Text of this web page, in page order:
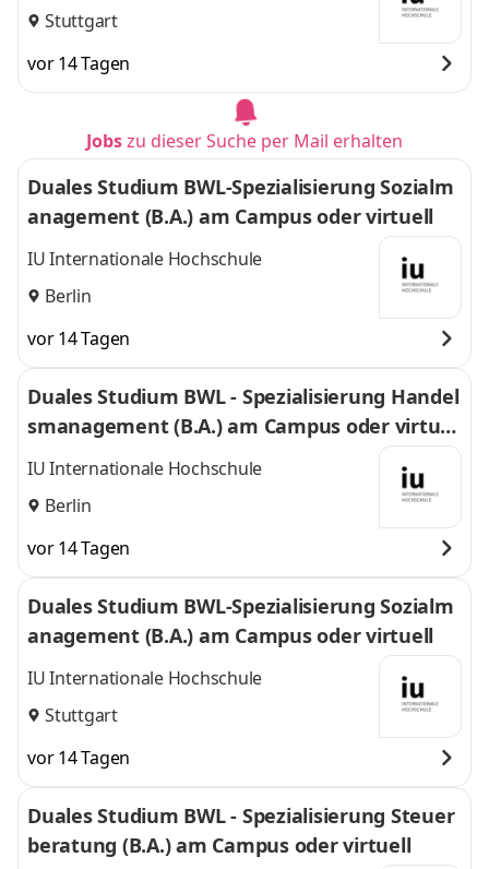
Stuttgart
vor 14 Tagen
Jobszu dieser Suche per Mail erhalten
Duales Studium BWL-Spezialisierung Sozialm
anagement (B.A.) am Campus oder virtuell
IU Internationale Hochschule
Berlin
vor 14 Tagen
Duales Studium BWL - Spezialisierung Handel
smanagement (B.A.) am Campus oder virtuel
l
IU Internationale Hochschule
Berlin
vor 14 Tagen
Duales Studium BWL-Spezialisierung Sozialm
anagement (B.A.) am Campus oder virtuell
IU Internationale Hochschule
Stuttgart
vor 14 Tagen
Duales Studium BWL - Spezialisierung Steuer
beratung (B.A.) am Campus oder virtuell